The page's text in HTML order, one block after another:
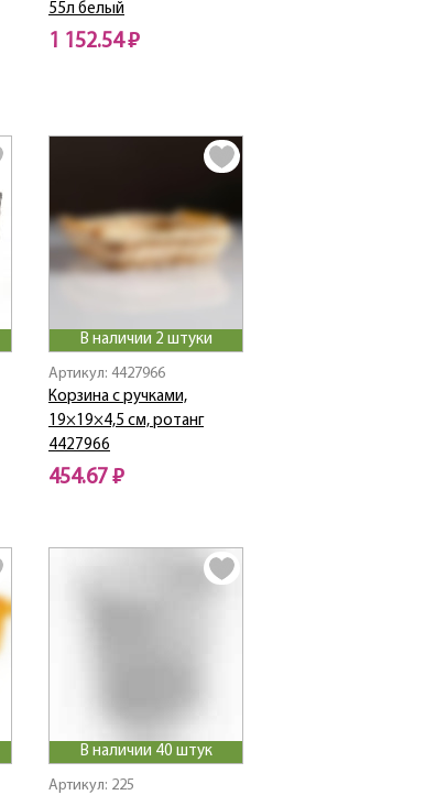
55л белый
1 152.54 ₽
В наличии 2 штуки
Артикул: 4427966
Корзина с ручками,
19×19×4,5 см, ротанг
4427966
454.67 ₽
В наличии 40 штук
Артикул: 225